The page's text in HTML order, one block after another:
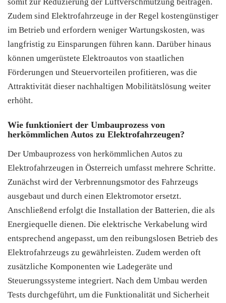
Zudem sind Elektrofahrzeuge in der Regel kostengünstiger
im Betrieb und erfordern weniger Wartungskosten, was
langfristig zu Einsparungen führen kann. Darüber hinaus
können umgerüstete Elektroautos von staatlichen
Förderungen und Steuervorteilen profitieren, was die
Attraktivität dieser nachhaltigen Mobilitätslösung weiter
erhöht.
Wie funktioniert der Umbauprozess von
herkömmlichen Autos zu Elektrofahrzeugen?
Der Umbauprozess von herkömmlichen Autos zu
Elektrofahrzeugen in Österreich umfasst mehrere Schritte.
Zunächst wird der Verbrennungsmotor des Fahrzeugs
ausgebaut und durch einen Elektromotor ersetzt.
Anschließend erfolgt die Installation der Batterien, die als
Energiequelle dienen. Die elektrische Verkabelung wird
entsprechend angepasst, um den reibungslosen Betrieb des
Elektrofahrzeugs zu gewährleisten. Zudem werden oft
zusätzliche Komponenten wie Ladegeräte und
Steuerungssysteme integriert. Nach dem Umbau werden
Tests durchgeführt, um die Funktionalität und Sicherheit